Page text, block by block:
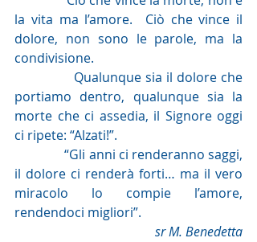
la vita ma l’amore.  Ciò che vince il
dolore, non sono le parole, ma la
condivisione.
Qualunque sia il dolore che
portiamo dentro, qualunque sia la
morte che ci assedia, il Signore oggi
ci ripete: “Alzati!”.
“Gli anni ci renderanno saggi,
il dolore ci renderà forti… ma il vero
miracolo lo compie l’amore,
rendendoci migliori”.
sr M. Benedetta